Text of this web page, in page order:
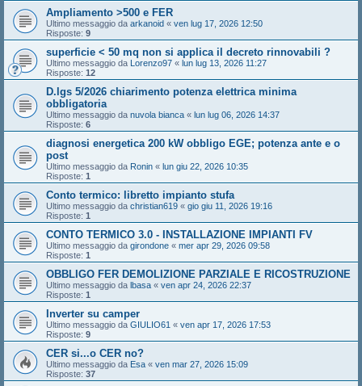
Ampliamento >500 e FER
Ultimo messaggio da arkanoid « ven lug 17, 2026 12:50
Risposte: 9
superficie < 50 mq non si applica il decreto rinnovabili ?
Ultimo messaggio da Lorenzo97 « lun lug 13, 2026 11:27
Risposte: 12
D.lgs 5/2026 chiarimento potenza elettrica minima
obbligatoria
Ultimo messaggio da nuvola bianca « lun lug 06, 2026 14:37
Risposte: 6
diagnosi energetica 200 kW obbligo EGE; potenza ante e o
post
Ultimo messaggio da Ronin « lun giu 22, 2026 10:35
Risposte: 1
Conto termico: libretto impianto stufa
Ultimo messaggio da christian619 « gio giu 11, 2026 19:16
Risposte: 1
CONTO TERMICO 3.0 - INSTALLAZIONE IMPIANTI FV
Ultimo messaggio da girondone « mer apr 29, 2026 09:58
Risposte: 1
OBBLIGO FER DEMOLIZIONE PARZIALE E RICOSTRUZIONE
Ultimo messaggio da lbasa « ven apr 24, 2026 22:37
Risposte: 1
Inverter su camper
Ultimo messaggio da GIULIO61 « ven apr 17, 2026 17:53
Risposte: 9
CER si...o CER no?
Ultimo messaggio da Esa « ven mar 27, 2026 15:09
Risposte: 37